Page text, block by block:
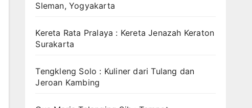
Sleman, Yogyakarta
Kereta Rata Pralaya : Kereta Jenazah Keraton
Surakarta
Tengkleng Solo : Kuliner dari Tulang dan
Jeroan Kambing